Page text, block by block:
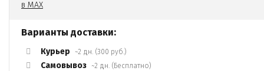
Варианты доставки:
Курьер ~2 дн. (300 руб.)
Самовывоз ~2 дн. (Бесплатно)